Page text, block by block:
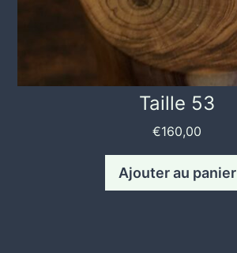
Taille 53
€160,00
Ajouter au panier